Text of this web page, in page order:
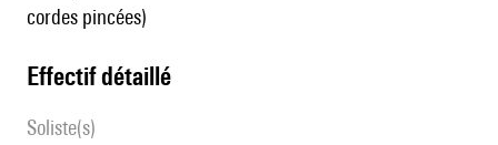
cordes pincées)
effectif détaillé
Soliste(s)